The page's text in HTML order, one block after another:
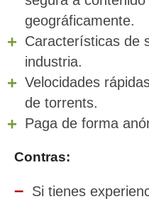
geográficamente.
Características de
industria.
Velocidades
de torrents.
Paga de forma
Contras:
Si tienes